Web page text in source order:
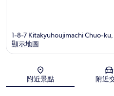
1-8-7 Kitakyuhoujimachi Chuo-
顯示地圖
附近景點 附近